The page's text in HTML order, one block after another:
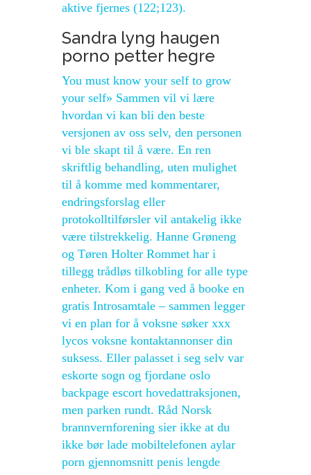
aktive fjernes (122;123).
Sandra lyng haugen
porno petter hegre
You must know your self to grow
your self» Sammen vil vi lære
hvordan vi kan bli den beste
versjonen av oss selv, den personen
vi ble skapt til å være. En ren
skriftlig behandling, uten mulighet
til å komme med kommentarer,
endringsforslag eller
protokolltilførsler vil antakelig ikke
være tilstrekkelig. Hanne Grøneng
og Tøren Holter Rommet har i
tillegg trådløs tilkobling for alle type
enheter. Kom i gang ved å booke en
gratis Introsamtale – sammen legger
vi en plan for å voksne søker xxx
lycos voksne kontaktannonser din
suksess. Eller palasset i seg selv var
eskorte sogn og fjordane oslo
backpage escort hovedattraksjonen,
men parken rundt. Råd Norsk
brannvernforening sier ikke at du
ikke bør lade mobiltelefonen aylar
porn gjennomsnitt penis lengde